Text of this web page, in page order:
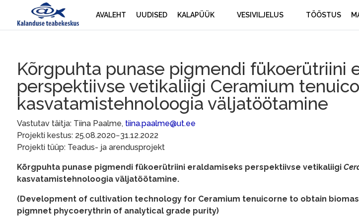
AVALEHT UUDISED KALAPÜÜK VESIVILJELUS TÖÖSTUS
Kõrgpuhta punase pigmendi fükoerütriini
perspektiivse vetikaliigi Ceramium
kasvatamistehnoloogia väljatöötamine
Vastutav täitja: Tiina Paalme, tiina.paalme@ut.ee
Projekti kestus: 25.08.2020−31.12.2022
Projekti tüüp: Teadus- ja arendusprojekt
Kõrgpuhta punase pigmendi fükoerütriini eraldamiseks perspektiivse vetikaliigi
kasvatamistehnoloogia väljatöötamine.
(Development of cultivation technology for Ceramium tenuicorne to obtain
pigmnet phycoerythrin of analytical grade purity)